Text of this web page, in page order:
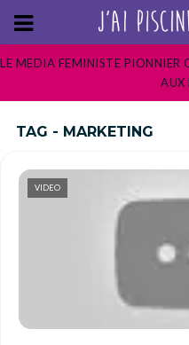
LE MEDIA FEMINISTE PIONNIER
AUX
TAG - MARKETING
VIDEO